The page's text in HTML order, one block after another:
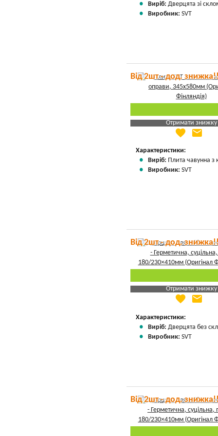
Виріб: Дверцята зі
Виробник: SVT
Від 2шт - дод.
Отримати знижку
Яка Ваша ціна
favorite email
Характеристики:
Виріб: Плита чавунна
Виробник: SVT
Від 2шт - дод.
Отримати знижку
Яка Ваша ціна
favorite email
Характеристики:
Виріб: Дверцята без
Виробник: SVT
Від 2шт - дод.